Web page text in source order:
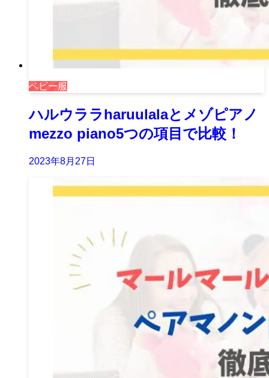
ベビー服
ハルウララharuulalaとメゾピアノ
mezzo piano5つの項目で比較！
2023年8月27日